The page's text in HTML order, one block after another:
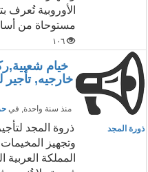
الأوروبية تُعرف
مستوحاة من
١٠٦
خيام
خارجيه, تأجير
منذ سنة واحدة, في
ذورة المجد
ذروة المجد
وتجهيز
المملكة